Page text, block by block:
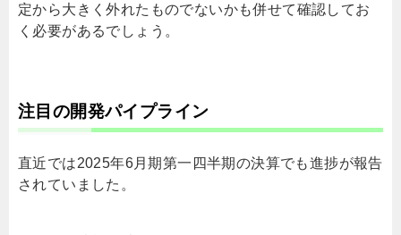
定から大きく外れたものでないかも併せて確認してお
く必要があるでしょう。
注目の開発パイプライン
直近では2025年6月期第一四半期の決算でも進捗が報告
されていました。